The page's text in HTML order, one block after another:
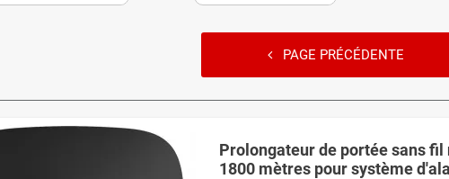
PAGE PRÉCÉDENTE
Prolongateur de portée sans
1800 mètres pour système